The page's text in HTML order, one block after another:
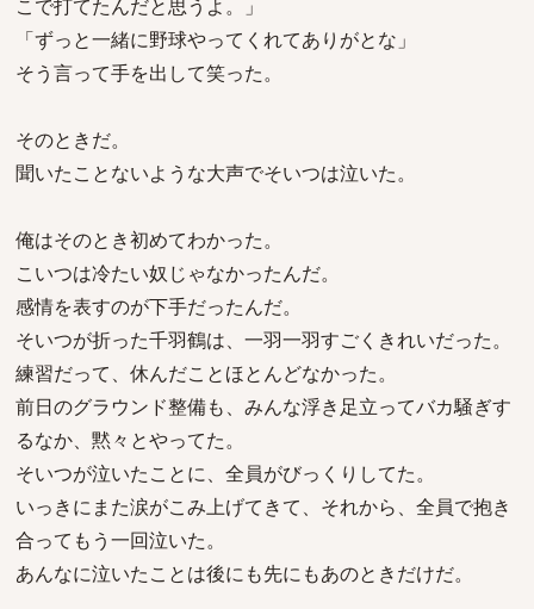
こで打てたんだと思うよ。」
「ずっと一緒に野球やってくれてありがとな」
そう言って手を出して笑った。
そのときだ。
聞いたことないような大声でそいつは泣いた。
俺はそのとき初めてわかった。
こいつは冷たい奴じゃなかったんだ。
感情を表すのが下手だったんだ。
そいつが折った千羽鶴は、一羽一羽すごくきれいだった。
練習だって、休んだことほとんどなかった。
前日のグラウンド整備も、みんな浮き足立ってバカ騒ぎす
るなか、黙々とやってた。
そいつが泣いたことに、全員がびっくりしてた。
いっきにまた涙がこみ上げてきて、それから、全員で抱き
合ってもう一回泣いた。
あんなに泣いたことは後にも先にもあのときだけだ。